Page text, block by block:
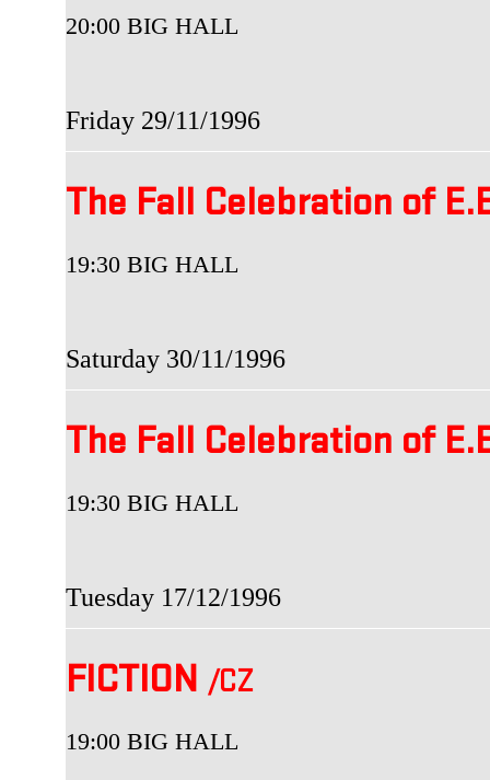
20:00 BIG HALL
Friday 29/11/1996
The Fall Celebration of
19:30 BIG HALL
Saturday 30/11/1996
The Fall Celebration of
19:30 BIG HALL
Tuesday 17/12/1996
FICTION /CZ
19:00 BIG HALL